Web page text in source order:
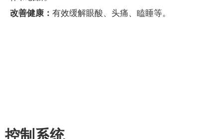
改善健康： 有效缓解眼酸、头痛、瞌睡等。